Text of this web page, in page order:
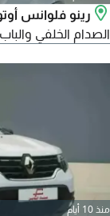
رينو فلوانس
الصدام الخلفي
منذ 10 أيام